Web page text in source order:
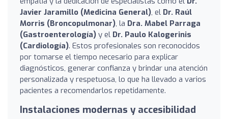
Javier Jaramillo (Medicina General), el Dr. Raúl
Morris (Broncopulmonar), la Dra. Mabel Parraga
(Gastroenterología) y el Dr. Paulo Kalogerinis
(Cardiología). Estos profesionales son reconocidos
por tomarse el tiempo necesario para explicar
diagnósticos, generar confianza y brindar una atención
personalizada y respetuosa, lo que ha llevado a varios
pacientes a recomendarlos repetidamente.
Instalaciones modernas y accesibilidad